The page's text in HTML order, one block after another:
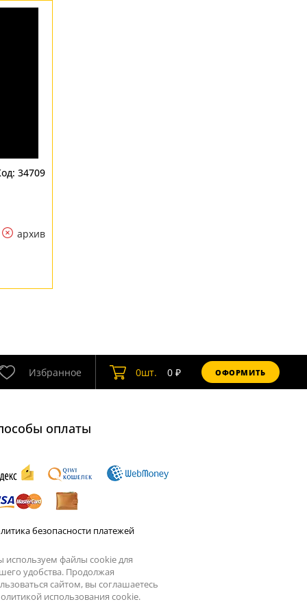
34709
архив
Избранное 0шт. 0₽ ОФОРМИТЬ
оплаты
безопасности платежей
используем файлы cookie для
удобства. Продолжая
сайтом, вы соглашаетесь
использования cookie.